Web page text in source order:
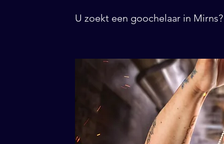
U zoekt een goochelaar in